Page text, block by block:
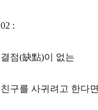
02 :
결점(缺點)이 없는
친구를 사귀려고 한다면